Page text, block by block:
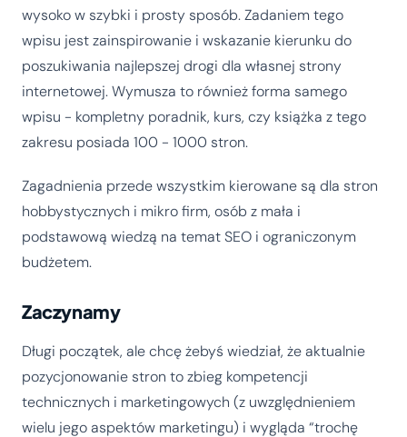
wysoko w szybki i prosty sposób. Zadaniem tego
wpisu jest zainspirowanie i wskazanie kierunku do
poszukiwania najlepszej drogi dla własnej strony
internetowej. Wymusza to również forma samego
wpisu - kompletny poradnik, kurs, czy książka z tego
zakresu posiada 100 - 1000 stron.
Zagadnienia przede wszystkim kierowane są dla stron
hobbystycznych i mikro firm, osób z mała i
podstawową wiedzą na temat SEO i ograniczonym
budżetem.
Zaczynamy
Długi początek, ale chcę żebyś wiedział, że aktualnie
pozycjonowanie stron to zbieg kompetencji
technicznych i marketingowych (z uwzględnieniem
wielu jego aspektów marketingu) i wygląda “trochę